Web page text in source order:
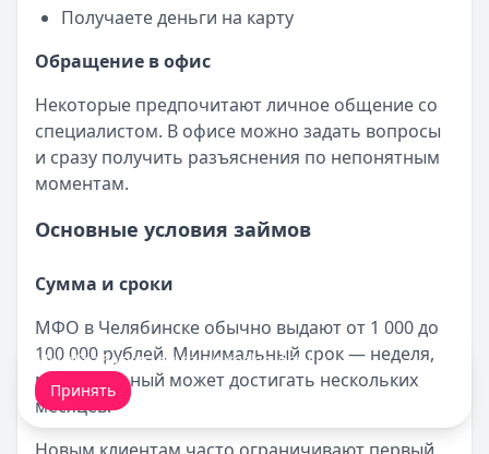
Получаете деньги на карту
Обращение в офис
Некоторые предпочитают личное общение со
специалистом. В офисе можно задать вопросы
и сразу получить разъяснения по непонятным
моментам.
Основные условия займов
Сумма и сроки
МФО в Челябинске обычно выдают от 1 000 до
100 000 рублей. Минимальный срок — неделя,
максимальный может достигать нескольких
месяцев.
Мы обрабатываем ваши cookie-файлы.
Принять